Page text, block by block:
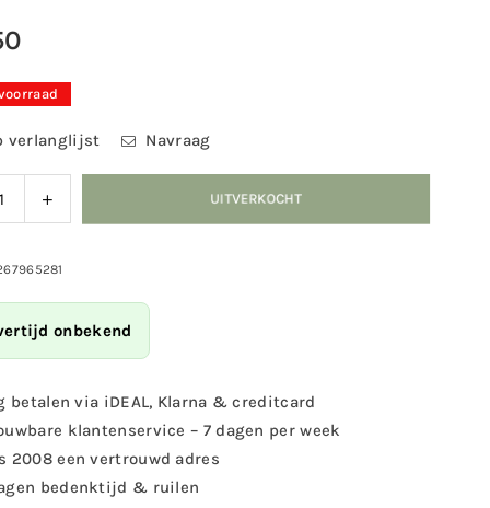
verlanglijst Navraag
Verhoog
de
voor
m/voet
UITVERKOCHT
onbekend
betalen via iDEAL, Klarna & creditcard
klantenservice – 7 dagen per week
2008 een vertrouwd adres
bedenktijd & ruilen